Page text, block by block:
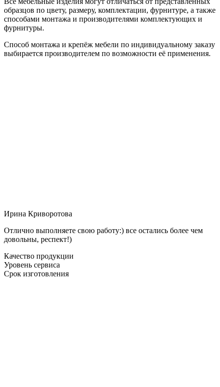
образцов по цвету, размеру, комплектации, фурнитуре, а также
способами монтажа и производителями комплектующих и
фурнитуры.
Способ монтажа и крепёж мебели по индивидуальному заказу
выбирается производителем по возможности её применения.
Ирина Криворотова
Отлично выполняете свою работу:) все остались более чем
довольны, респект!)
Качество продукции
Уровень сервиса
Срок изготовления